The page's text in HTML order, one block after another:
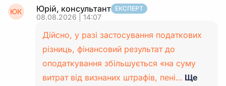
ЮК Юрій, консультант ЕКСПЕРТ
08.08.2026 | 14:07
Дійсно, у разі застосування податкових
різниць, фінансовий результат до
оподаткування збільшується «на суму
витрат від визнаних штрафів, пені… Ще